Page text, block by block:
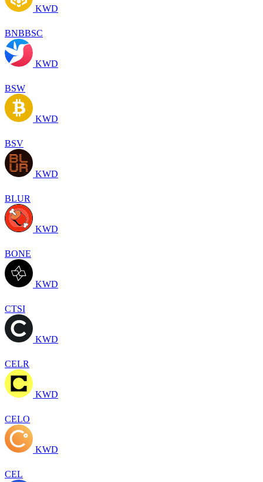
KWD
BNBBSC
KWD
BSW
KWD
BSV
KWD
BLUR
KWD
BONE
KWD
CTSI
KWD
CELR
KWD
CELO
KWD
CEL